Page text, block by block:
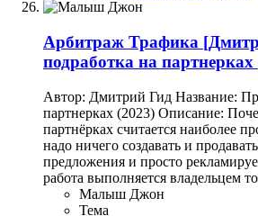
Арбитраж Трафика
подработка на партнерках
Автор: Дмитрий Гид Название:
партнерках (2023) Описание:
партнёрках считается наиболее
надо ничего создавать и
предложения и просто
работа выполняется владельцем
Малыш Джон
Тема